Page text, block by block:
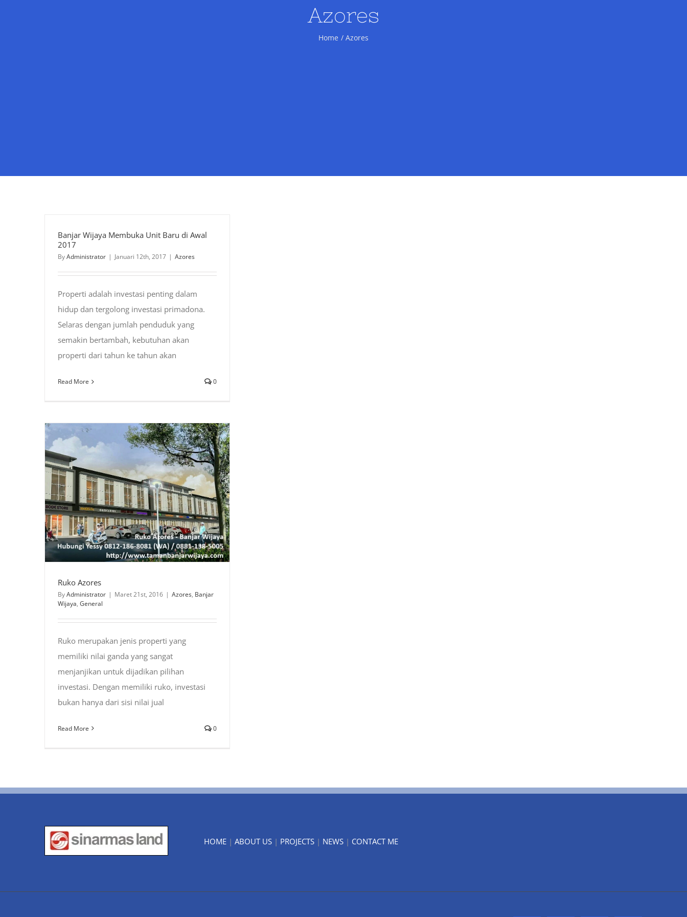
Azores
Home Azores
Banjar Wijaya Membuka Unit Baru di Awal
2017
ByAdministrator | Januari 12th, 2017 | Azores
Properti adalah investasi penting dalam
hidup dan tergolong investasi primadona.
Selaras dengan jumlah penduduk yang
semakin bertambah, kebutuhan akan
properti dari tahun ke tahun akan
Read More 0
Ruko Azores
ByAdministrator | Maret 21st, 2016 | Azores, Banjar
Wijaya, General
Ruko merupakan jenis properti yang
memiliki nilai ganda yang sangat
menjanjikan untuk dijadikan pilihan
investasi. Dengan memiliki ruko, investasi
bukan hanya dari sisi nilai jual
Read More 0
HOME | ABOUT US | PROJECTS | NEWS | CONTACT ME